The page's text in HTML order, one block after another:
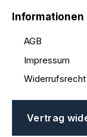
Informationen
AGB
Impressum
Widerrufsrecht
Vertrag